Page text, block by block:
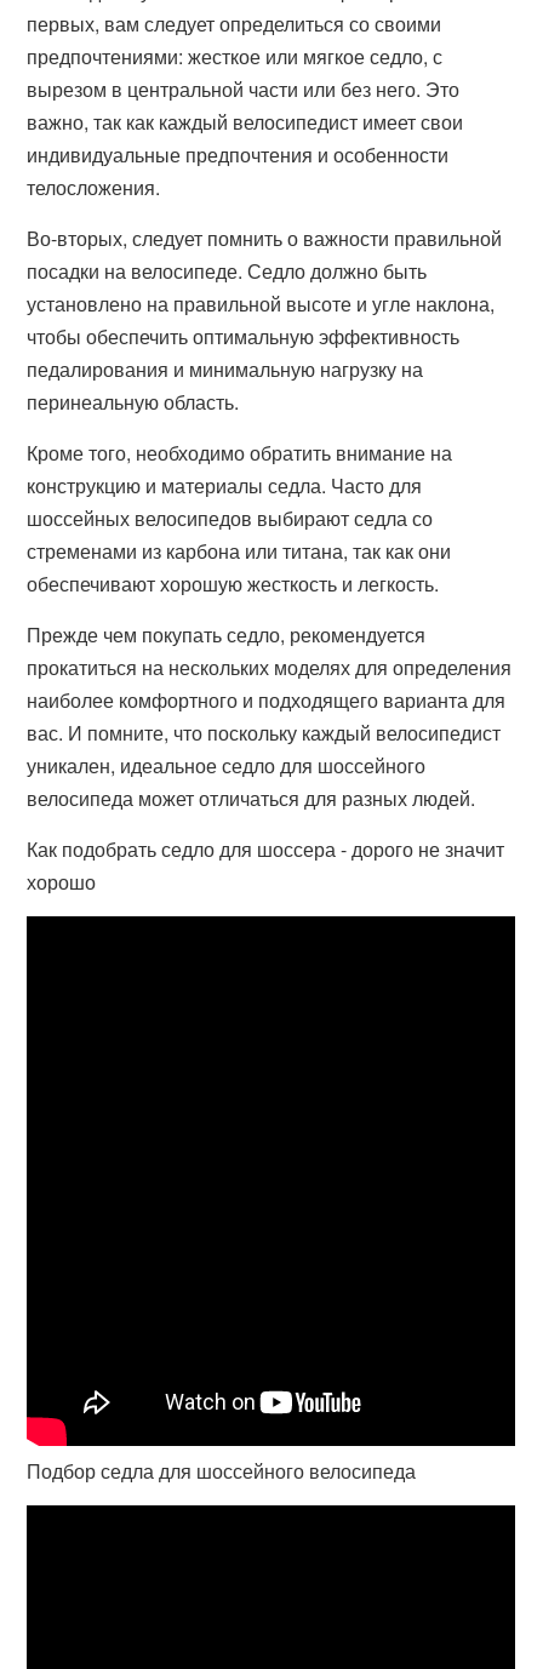
первых, вам следует определиться со своими
предпочтениями: жесткое или мягкое седло, с
вырезом в центральной части или без него. Это
важно, так как каждый велосипедист имеет свои
индивидуальные предпочтения и особенности
телосложения.
Во-вторых, следует помнить о важности правильной
посадки на велосипеде. Седло должно быть
установлено на правильной высоте и угле наклона,
чтобы обеспечить оптимальную эффективность
педалирования и минимальную нагрузку на
перинеальную область.
Кроме того, необходимо обратить внимание на
конструкцию и материалы седла. Часто для
шоссейных велосипедов выбирают седла со
стременами из карбона или титана, так как они
обеспечивают хорошую жесткость и легкость.
Прежде чем покупать седло, рекомендуется
прокатиться на нескольких моделях для определения
наиболее комфортного и подходящего варианта для
вас. И помните, что поскольку каждый велосипедист
уникален, идеальное седло для шоссейного
велосипеда может отличаться для разных людей.
Как подобрать седло для шоссера - дорого не значит
хорошо
Подбор седла для шоссейного велосипеда